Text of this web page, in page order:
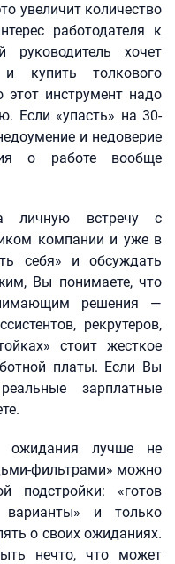
увеличит количество
работодателя к
хочет
купить толкового
этот инструмент надо
Если «упасть» на 30-
и недоверие
о работе вообще
личную встречу с
компании и уже в
себя» и обсуждать
Вы понимаете, что
решения —
рекрутеров,
стоит жесткое
платы. Если Вы
зарплатные
ожидания лучше не
фильтрами» можно
подстройки: «готов
варианты» и только
о своих ожиданиях.
нечто, что может